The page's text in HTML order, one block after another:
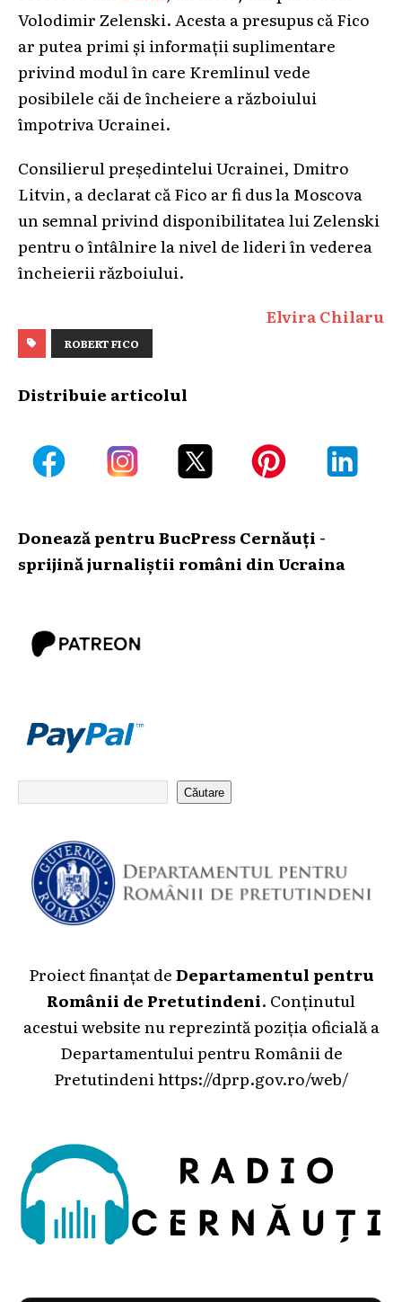
Volodimir Zelenski. Acesta a presupus că Fico
ar putea primi și informații suplimentare
privind modul în care Kremlinul vede
posibilele căi de încheiere a războiului
împotriva Ucrainei.
Consilierul președintelui Ucrainei, Dmitro
Litvin, a declarat că Fico ar fi dus la Moscova
un semnal privind disponibilitatea lui Zelenski
pentru o întâlnire la nivel de lideri în vederea
încheierii războiului.
Elvira Chilaru
ROBERT FICO
Distribuie articolul
Donează pentru BucPress Cernăuți -
sprijină jurnaliștii români din Ucraina
Căutare
Proiect finanțat deDepartamentul pentru
Românii de Pretutindeni. Conținutul
acestui website nu reprezintă poziția oficială a
Departamentului pentru Românii de
Pretutindenihttps://dprp.gov.ro/web/